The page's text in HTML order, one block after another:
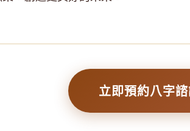
立即預約八字